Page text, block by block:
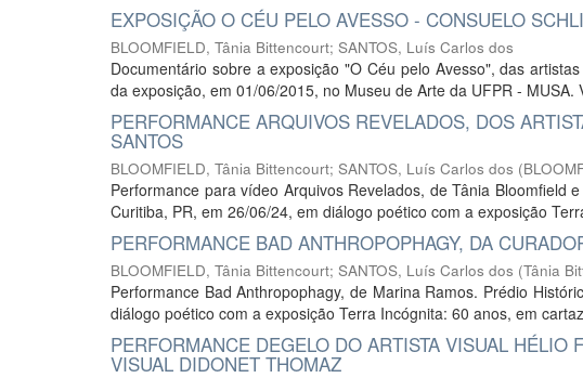
EXPOSIÇÃO O CÉU PELO AVESSO - CONSUELO
BLOOMFIELD, Tânia Bittencourt; SANTOS, Luís Carlos dos
Documentário sobre a exposição "O Céu pelo Avesso", das
da exposição, em 01/06/2015, no Museu de Arte da UFPR - MUSA.
PERFORMANCE ARQUIVOS REVELADOS, DOS
SANTOS
BLOOMFIELD, Tânia Bittencourt; SANTOS, Luís Carlos dos (
Performance para vídeo Arquivos Revelados, de Tânia Bloomfield
Curitiba, PR, em 26/06/24, em diálogo poético com a exposição
PERFORMANCE BAD ANTHROPOPHAGY, DA
BLOOMFIELD, Tânia Bittencourt; SANTOS, Luís Carlos dos (Tânia
Performance Bad Anthropophagy, de Marina Ramos. Prédio
diálogo poético com a exposição Terra Incógnita: 60 anos, em
PERFORMANCE DEGELO DO ARTISTA VISUAL HÉLIO
VISUAL DIDONET THOMAZ